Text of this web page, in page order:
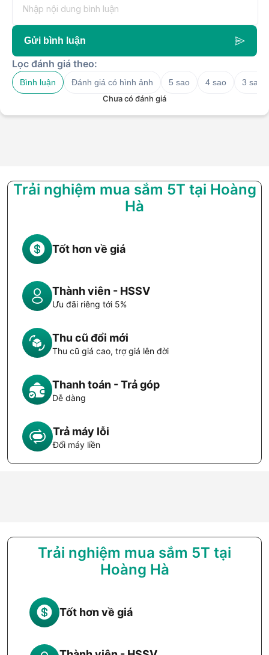
Gửi bình luận
Lọc đánh giá theo:
Bình luận Đánh giá có hình ảnh 5 sao 4 sao
3 sao
Chưa có đánh giá
Trải nghiệm mua sắm 5T tại Hoàng
Hà
Tốt hơn về giá
Thành viên - HSSV
Ưu đãi riêng tới 5%
Thu cũ đổi mới
Thu cũ giá cao, trợ giá lên đời
Thanh toán - Trả góp
Dễ dàng
Trả máy lỗi
Đổi máy liền
Trải nghiệm mua sắm 5T tại
Hoàng Hà
Tốt hơn về giá